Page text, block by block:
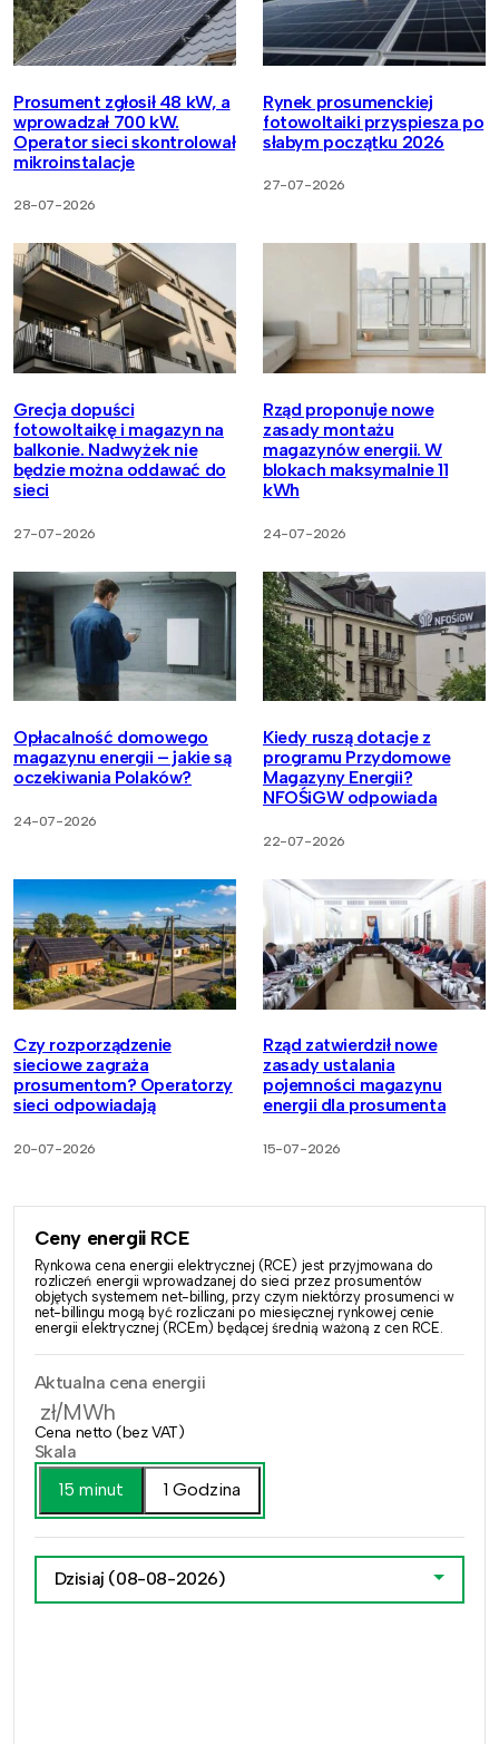
Prosument zgłosił 48 kW, a
wprowadzał 700 kW.
Operator sieci skontrolował
mikroinstalacje
28-07-2026
Rynek prosumenckiej
fotowoltaiki przyspiesza po
słabym początku 2026
27-07-2026
Grecja dopuści
fotowoltaikę i magazyn na
balkonie. Nadwyżek nie
będzie można oddawać do
sieci
27-07-2026
Rząd proponuje nowe
zasady montażu
magazynów energii. W
blokach maksymalnie 11
kWh
24-07-2026
Opłacalność domowego
magazynu energii – jakie są
oczekiwania Polaków?
24-07-2026
Kiedy ruszą dotacje z
programu Przydomowe
Magazyny Energii?
NFOŚiGW odpowiada
22-07-2026
Czy rozporządzenie
sieciowe zagraża
prosumentom? Operatorzy
sieci odpowiadają
20-07-2026
Rząd zatwierdził nowe
zasady ustalania
pojemności magazynu
energii dla prosumenta
15-07-2026
Ceny energii RCE
Rynkowa cena energii elektrycznej (RCE) jest przyjmowana do
rozliczeń energii wprowadzanej do sieci przez prosumentów
objętych systemem net-billing, przy czym niektórzy prosumenci w
net-billingu mogą być rozliczani po miesięcznej rynkowej cenie
energii elektrycznej (RCEm) będącej średnią ważoną z cen RCE.
Aktualna cena energii
zł/MWh
Cena netto (bez VAT)
Skala
15 minut
1 Godzina
Dzisiaj (08-08-2026)